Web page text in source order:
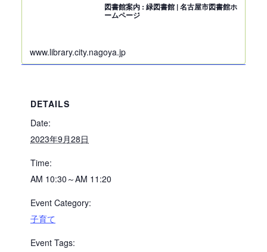
図書館案内 : 緑図書館 | 名古屋市図書館ホ
ームページ
www.library.city.nagoya.jp
DETAILS
Date:
2023年9月28日
Time:
AM 10:30～AM 11:20
Event Category:
子育て
Event Tags: